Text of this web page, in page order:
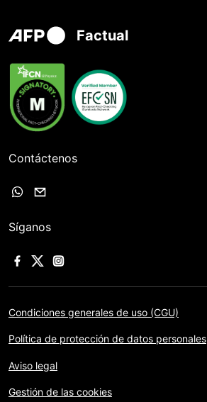
Factual
Contáctenos
Síganos
Condiciones generales de uso (CGU)
Política de protección de datos personales
Aviso legal
Gestión de las cookies